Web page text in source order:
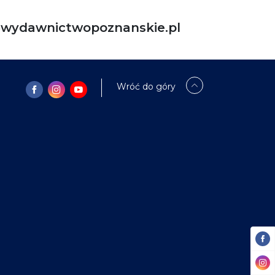
Wróć do góry